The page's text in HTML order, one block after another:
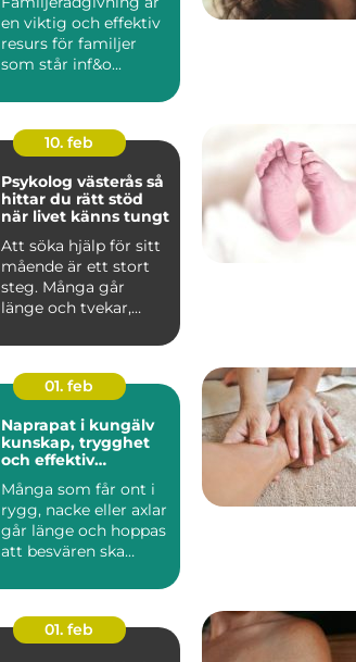
en viktig och effektiv
resurs för familjer
som står inf&o...
10. feb
Psykolog västerås så
hittar du rätt stöd
när livet känns tungt
Att söka hjälp för sitt
mående är ett stort
steg. Många går
länge och tvekar,
red...
01. feb
Naprapat i kungälv
kunskap, trygghet
och effektiv
Många som får ont i
rygg, nacke eller axlar
går länge och hoppas
att besvären ska
01. feb